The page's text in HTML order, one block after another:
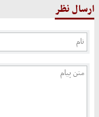
ارسال نظر